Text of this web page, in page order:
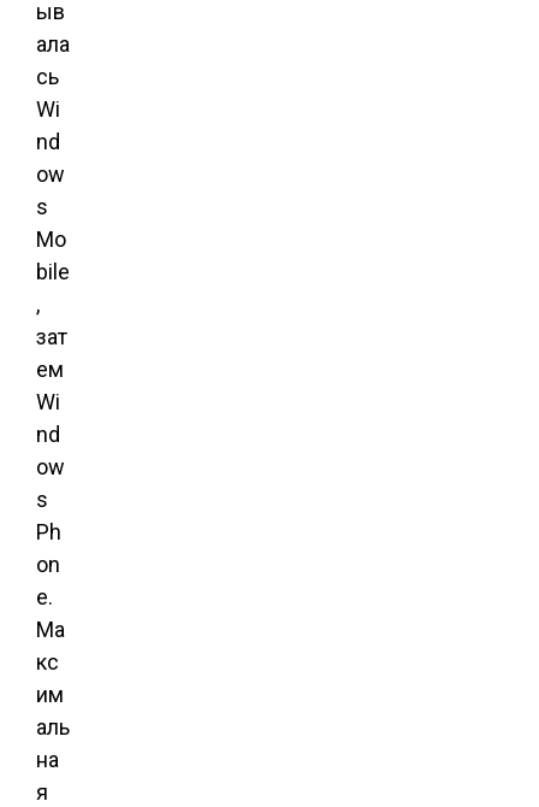
ыв
ала
сь
Wi
nd
ow
s
Mo
bile
,
зат
ем
Wi
nd
ow
s
Ph
on
e.
Ма
кс
им
аль
на
я